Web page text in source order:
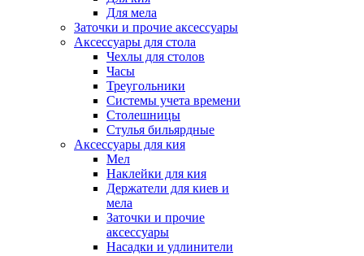
Для мела
Заточки и прочие аксессуары
Аксессуары для стола
Чехлы для столов
Часы
Треугольники
Системы учета времени
Столешницы
Стулья бильярдные
Аксессуары для кия
Мел
Наклейки для кия
Держатели для киев и
мела
Заточки и прочие
аксессуары
Насадки и удлинители